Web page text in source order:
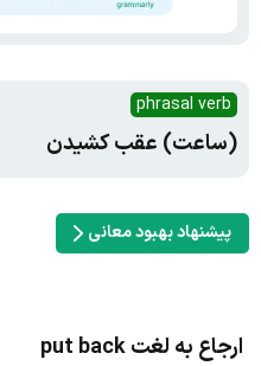
phrasal verb
(ساعت) عقب کشیدن
پیشنهاد بهبود معانی
ارجاع به لغت put back